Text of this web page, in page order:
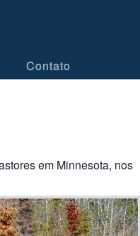
Contato
em Minnesota, nos